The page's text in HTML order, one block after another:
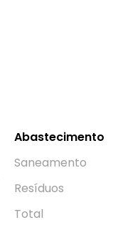
Abastecimento
Saneamento
Resí­duos
Total